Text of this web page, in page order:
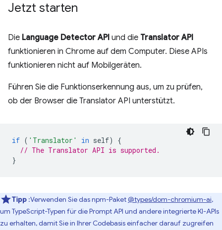
Jetzt starten
Die Language Detector API und die Translator API
funktionieren in Chrome auf dem Computer. Diese APIs
funktionieren nicht auf Mobilgeräten.
Führen Sie die Funktionserkennung aus, um zu prüfen,
ob der Browser die Translator API unterstützt.
if ( 'Translator' in self)
{
// The Translator API is supported.
}
Tipp :Verwenden Sie das npm-Paket@types/dom-chromium-ai,
um TypeScript-Typen für die Prompt API und andere integrierte KI-APIs
zu erhalten, damit Sie in Ihrer Codebasis einfacher darauf zugreifen